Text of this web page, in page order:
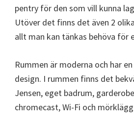
pentry för den som vill kunna
Utöver det finns det även 2
allt man kan tänkas behöva för
Rummen är moderna och har
design. I rummen finns det
Jensen, eget badrum,
chromecast, Wi-Fi och